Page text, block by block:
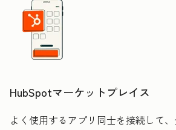
HubSpotマーケットプレイス
よく使用するアプリ同士を接続して